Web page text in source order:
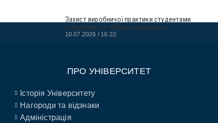
Захист виробничої практики студентами
спеціальності «Медсестринство»
10.07.2026 16:22
ПРО УНІВЕРСИТЕТ
Історія Університету
Нагороди та відзнаки
Адміністрація